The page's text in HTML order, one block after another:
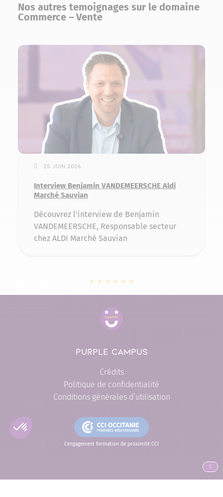
Nos autres temoignages sur le domaine
Commerce – Vente
25 juin 2026
Interview Benjamin VANDEMEERSCHE Aldi
Marché Sauvian
Découvrez l'interview de Benjamin
VANDEMEERSCHE, Responsable secteur
chez ALDI Marché Sauvian
Slide 141083 sur 6
Slide 139567 sur 6
Slide 134961 sur 6
Slide 131929 sur 6
Slide 128639 sur 6
Slide 127397 sur 6
ALLER
PURPLE CAMPUS
Crédits
Politique de confidentialité
Conditions générales d’utilisation
L'engagement formation de proximité CCI